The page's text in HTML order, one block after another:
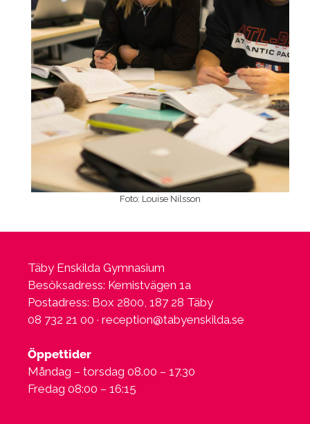
Foto: Louise Nilsson
Täby Enskilda Gymnasium
Besöksadress: Kemistvägen 1a
Postadress: Box 2800, 187 28 Täby
08 732 21 00 · reception@tabyenskilda.se
Öppettider
Måndag – torsdag 08.00 – 17.30
Fredag 08:00 – 16:15